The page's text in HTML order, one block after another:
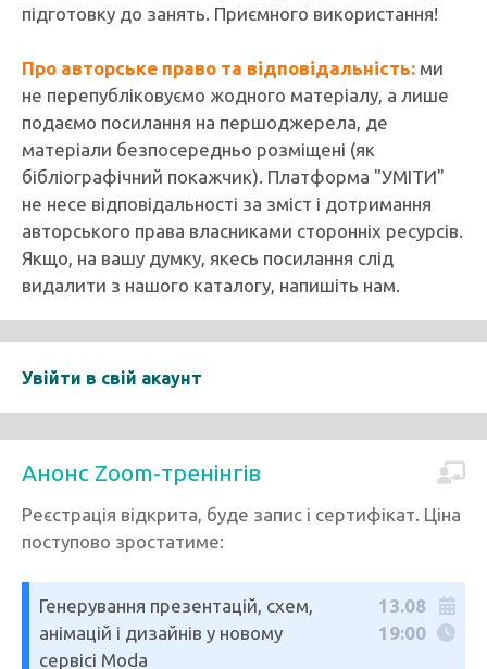
підготовку до занять. Приємного використання!
Про авторське право та відповідальність: ми
не перепубліковуємо жодного матеріалу, а лише
подаємо посилання на першоджерела, де
матеріали безпосередньо розміщені (як
бібліографічний покажчик). Платформа "УМІТИ"
не несе відповідальності за зміст і дотримання
авторського права власниками сторонніх ресурсів.
Якщо, на вашу думку, якесь посилання слід
видалити з нашого каталогу, напишіть нам.
Увійти в свій акаунт
Анонс Zoom-тренінгів
Реєстрація відкрита, буде запис і сертифікат. Ціна
поступово зростатиме:
Генерування презентацій, схем,
анімацій і дизайнів у новому
сервісі Moda
13.08
19:00